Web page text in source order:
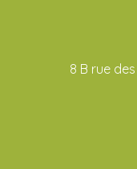
8 B rue